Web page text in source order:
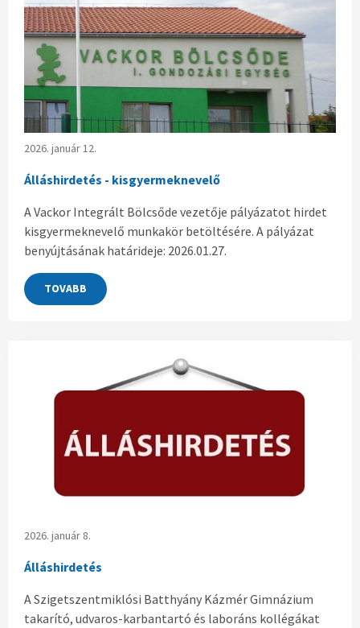
2026. január 12.
Álláshirdetés - kisgyermeknevelő
A Vackor Integrált Bölcsőde vezetője pályázatot hirdet
kisgyermeknevelő munkakör betöltésére. A pályázat
benyújtásának határideje: 2026.01.27.
TOVABB
2026. január 8.
Álláshirdetés
A Szigetszentmiklósi Batthyány Kázmér Gimnázium
takarító, udvaros-karbantartó és laboráns kollégákat